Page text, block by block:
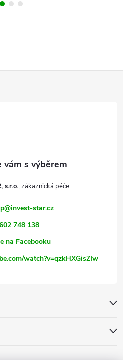
s.r.o.
@invest-star.cz
602 748 138
na Facebooku
watch?v=qzkHXGisZIw